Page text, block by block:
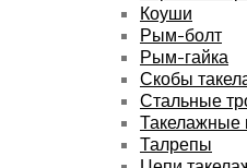
Коуши
Рым-болт
Рым-гайка
Скобы
Стальные
Такелажные
Талрепы